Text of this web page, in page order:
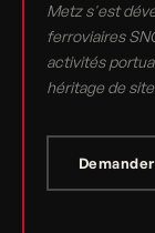
Metz s'est
ferroviaires
activités
héritage de